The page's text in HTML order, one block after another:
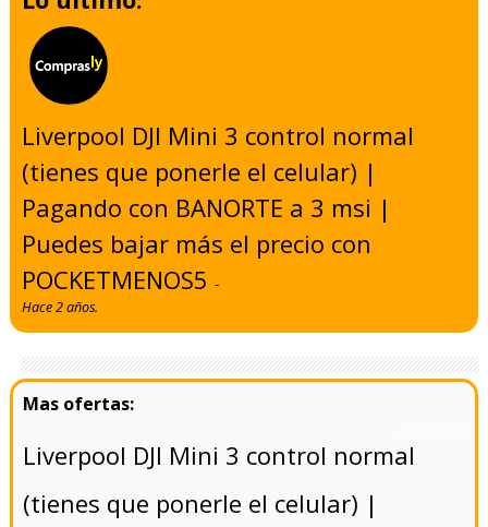
Liverpool DJI Mini 3 control normal
(tienes que ponerle el celular) |
Pagando con BANORTE a 3 msi |
Puedes bajar más el precio con
POCKETMENOS5-
Hace 2 años.
Liverpool DJI Mini 3 control normal
(tienes que ponerle el celular) |